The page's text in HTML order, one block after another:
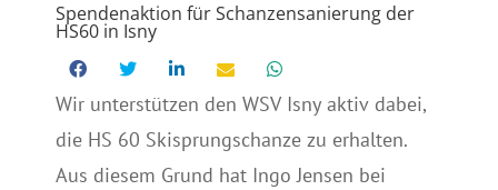
Spendenaktion für Schanzensanierung der
HS60 in Isny
Wir unterstützen den WSV Isny aktiv dabei,
die HS 60 Skisprungschanze zu erhalten.
Aus diesem Grund hat Ingo Jensen bei